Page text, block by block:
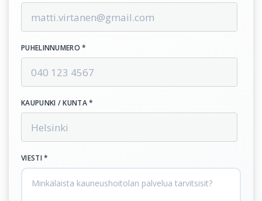
PUHELINNUMERO *
KAUPUNKI / KUNTA *
VIESTI *